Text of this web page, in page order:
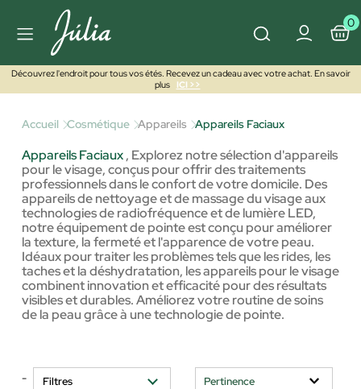
0
Découvrez l'endroit pour tous vos étés. Recevez un cadeau avec votre achat. En savoir
plus
ICI >>
Accueil Cosmétique Appareils Appareils Faciaux
Appareils Faciaux, Explorez notre sélection d'appareils
pour le visage, conçus pour offrir des traitements
professionnels dans le confort de votre domicile. Des
appareils de nettoyage et de massage du visage aux
technologies de radiofréquence et de lumière LED,
notre équipement de pointe est conçu pour améliorer
la texture, la fermeté et l'apparence de votre peau.
Idéaux pour traiter les problèmes tels que les rides, les
taches et la déshydratation, les appareils pour le visage
combinent innovation et efficacité pour des résultats
visibles et durables. Améliorez votre routine de soins
de la peau grâce à une technologie de pointe.
- Filtres